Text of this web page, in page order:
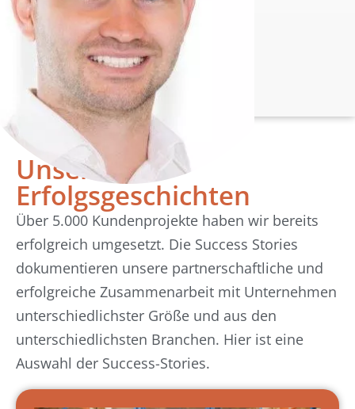
Unsere
Erfolgsgeschichten
Über 5.000 Kundenprojekte haben wir bereits
erfolgreich umgesetzt. Die Success Stories
dokumentieren unsere partnerschaftliche und
erfolgreiche Zusammenarbeit mit Unternehmen
unterschiedlichster Größe und aus den
unterschiedlichsten Branchen. Hier ist eine
Auswahl der Success-Stories.